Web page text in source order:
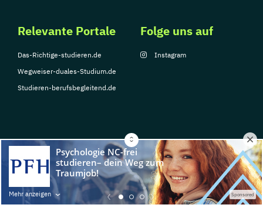
Mehr anzeigen Sponsored
Relevante Portale
Das-Richtige-studieren.de
Wegweiser-duales-Studium.de
Studieren-berufsbegleitend.de
Folge uns auf
Instagram
© Copyright 2026, TarGroup Media GmbH
Datenschutzerklärung Nutzungsbedingungen